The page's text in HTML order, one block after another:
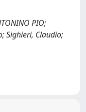
PIO;
Sighieri, Claudio;